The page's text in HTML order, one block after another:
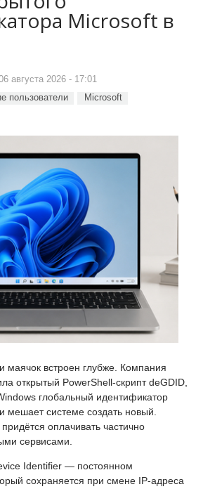
Microsoft в
августа 2026 - 17:01
пользователи Microsoft
маячок встроен глубже. Компания
открытый PowerShell-скрипт deGDID,
глобальный идентификатор
и мешает системе создать новый.
оплачивать частично
сервисами.
Identifier — постоянном
сохраняется при смене IP-адреса